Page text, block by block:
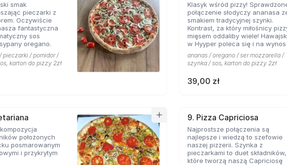
smak
pieczarki z
Oczywiście
fantastyczna
sos
oregano.
pieczarki / pomidor /
karton do pizzy 2zł
Klasyk wśród pizzy!
połączenie słodyczy ananasa
smakiem tradycyjnej szynki.
Kontrast, za który miłośnicy
mięsem oddaliby wiele!
w Hyyper poleca się i na wynos
na miejscu!
ananas / oregano / ser mozzarella /
szynka / sos, karton do pizzy 2zł
39,00 zł
położonych
posmarowanym
i przykrytym
9. Pizza Capriciosa
Najprostsze połączenia są
najlepsze i wiedzą to szefowie
naszej pizzerii. Szynka z
pieczarkami to duet składników,
które tworzą naszą Capriciosę